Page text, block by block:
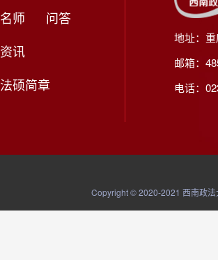
名师
问答
资讯
法硕简章
地址：
邮箱：
电话：
Copyright © 2020-2021 西南政法